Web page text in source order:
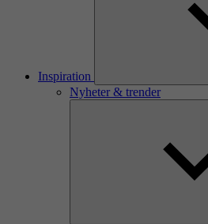
Inspiration
Nyheter & trender